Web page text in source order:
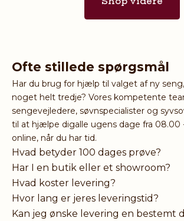
Ofte stillede spørgsmål
Har du brug for hjælp til valget af ny
noget helt tredje? Vores kompetente
sengevejledere, søvnspecialister og
til at hjælpe digalle ugens dage fra 08.00
online, når du har tid.
Hvad betyder 100 dages prøve?
Har I en butik eller et showroom?
Hvad koster levering?
Hvor lang er jeres leveringstid?
Kan jeg ønske levering en bestemt